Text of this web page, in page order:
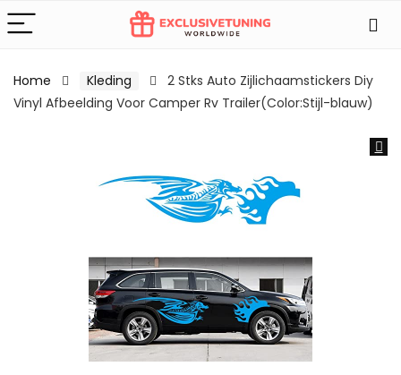
Home Kleding
2 Stks Auto Zijlichaamstickers Diy
Vinyl Afbeelding Voor Camper Rv Trailer(Color:Stijl-blauw)